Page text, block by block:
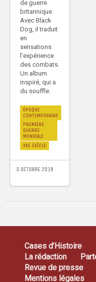
de guerre
britannique.
Avec Black
Dog, il traduit
en
sensations
l’expérience
des combats.
Un album
inspiré, qui a
du souffle.
ÉPOQUE
CONTEMPORAINE
PREMIÈRE
GUERRE
MONDIALE
XXE SIÈCLE
3 OCTOBRE 2018
Cases d’Histoire
La rédaction
Revue de presse
Mentions légales